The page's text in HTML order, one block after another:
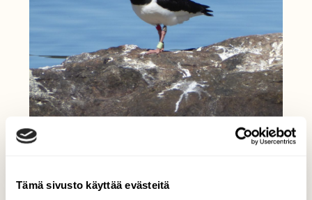
Tämä sivusto käyttää evästeitä
Antti Hakala, Tampere Hatanpään Arboretum 24.5.2017